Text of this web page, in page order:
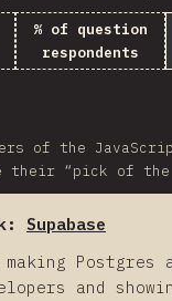
% of question
respondents
of the
their “pick of the
Supabase
making Postgres
and